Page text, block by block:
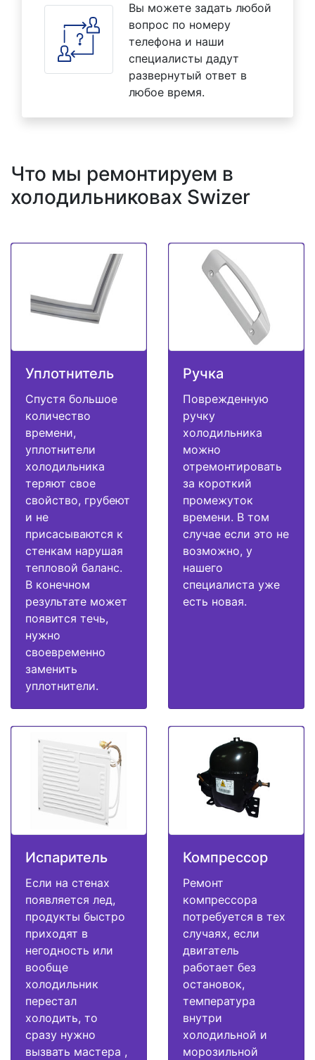
Вы можете задать любой
вопрос по номеру
телефона и наши
специалисты дадут
развернутый ответ в
любое время.
Что мы ремонтируем в
холодильниковах Swizer
Уплотнитель
Спустя большое
количество
времени,
уплотнители
холодильника
теряют свое
свойство, грубеют
и не
присасываются к
стенкам нарушая
тепловой баланс.
В конечном
результате может
появится течь,
нужно
своевременно
заменить
уплотнители.
Ручка
Поврежденную
ручку
холодильника
можно
отремонтировать
за короткий
промежуток
времени. В том
случае если это не
возможно, у
нашего
специалиста уже
есть новая.
Испаритель
Если на стенах
появляется лед,
продукты быстро
приходят в
негодность или
вообще
холодильник
перестал
холодить, то
сразу нужно
вызвать мастера ,
Компрессор
Ремонт
компрессора
потребуется в тех
случаях, если
двигатель
работает без
остановок,
температура
внутри
холодильной и
морозильной